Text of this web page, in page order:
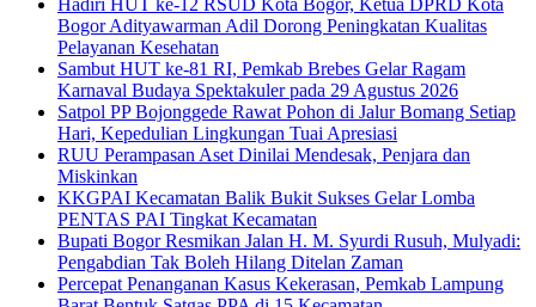
Hadiri HUT ke-12 RSUD Kota Bogor, Ketua DPRD Kota
Bogor Adityawarman Adil Dorong Peningkatan Kualitas
Pelayanan Kesehatan
Sambut HUT ke-81 RI, Pemkab Brebes Gelar Ragam
Karnaval Budaya Spektakuler pada 29 Agustus 2026
Satpol PP Bojonggede Rawat Pohon di Jalur Bomang Setiap
Hari, Kepedulian Lingkungan Tuai Apresiasi
RUU Perampasan Aset Dinilai Mendesak, Penjara dan
Miskinkan
KKGPAI Kecamatan Balik Bukit Sukses Gelar Lomba
PENTAS PAI Tingkat Kecamatan
Bupati Bogor Resmikan Jalan H. M. Syurdi Rusuh, Mulyadi:
Pengabdian Tak Boleh Hilang Ditelan Zaman
Percepat Penanganan Kasus Kekerasan, Pemkab Lampung